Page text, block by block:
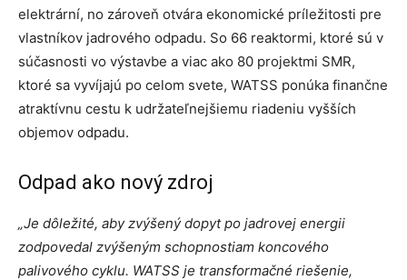
elektrární, no zároveň otvára ekonomické príležitosti pre
vlastníkov jadrového odpadu. So 66 reaktormi, ktoré sú v
súčasnosti vo výstavbe a viac ako 80 projektmi SMR,
ktoré sa vyvíjajú po celom svete, WATSS ponúka finančne
atraktívnu cestu k udržateľnejšiemu riadeniu vyšších
objemov odpadu.
Odpad ako nový zdroj
„Je dôležité, aby zvýšený dopyt po jadrovej energii
zodpovedal zvýšeným schopnostiam koncového
palivového cyklu. WATSS je transformačné riešenie,